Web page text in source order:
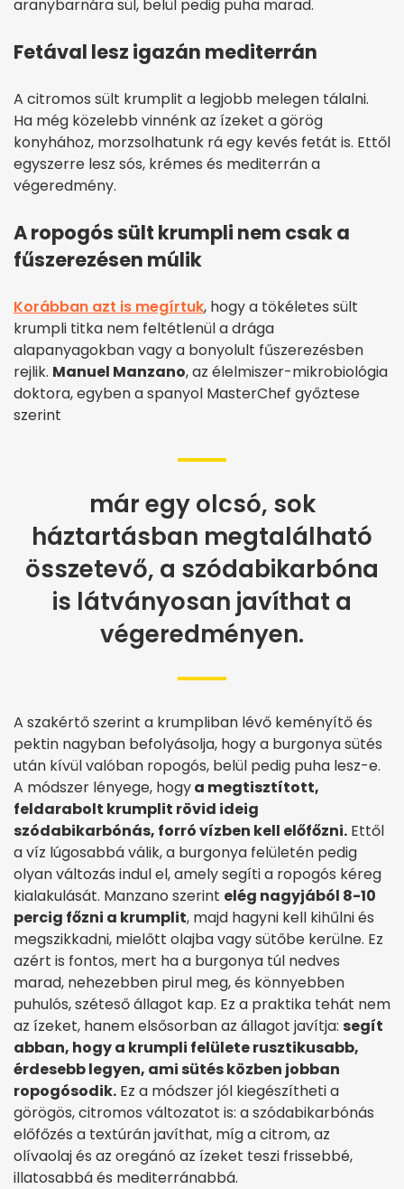
aranybarnára sül, belül pedig puha marad.
Fetával lesz igazán mediterrán
A citromos sült krumplit a legjobb melegen tálalni.
Ha még közelebb vinnénk az ízeket a görög
konyhához, morzsolhatunk rá egy kevés fetát is. Ettől
egyszerre lesz sós, krémes és mediterrán a
végeredmény.
A ropogós sült krumpli nem csak a
fűszerezésen múlik
Korábban azt is megírtuk, hogy a tökéletes sült
krumpli titka nem feltétlenül a drága
alapanyagokban vagy a bonyolult fűszerezésben
rejlik. Manuel Manzano, az élelmiszer-mikrobiológia
doktora, egyben a spanyol MasterChef győztese
szerint
már egy olcsó, sok
háztartásban megtalálható
összetevő, a szódabikarbóna
is látványosan javíthat a
végeredményen.
A szakértő szerint a krumpliban lévő keményítő és
pektin nagyban befolyásolja, hogy a burgonya sütés
után kívül valóban ropogós, belül pedig puha lesz-e.
A módszer lényege, hogya megtisztított,
feldarabolt krumplit rövid ideig
szódabikarbónás, forró vízben kell előfőzni. Ettől
a víz lúgosabbá válik, a burgonya felületén pedig
olyan változás indul el, amely segíti a ropogós kéreg
kialakulását. Manzano szerint elég nagyjából 8-10
percig főzni a krumplit, majd hagyni kell kihűlni és
megszikkadni, mielőtt olajba vagy sütőbe kerülne. Ez
azért is fontos, mert ha a burgonya túl nedves
marad, nehezebben pirul meg, és könnyebben
puhulós, széteső állagot kap. Ez a praktika tehát nem
az ízeket, hanem elsősorban az állagot javítja: segít
abban, hogy a krumpli felülete rusztikusabb,
érdesebb legyen, ami sütés közben jobban
ropogósodik. Ez a módszer jól kiegészítheti a
görögös, citromos változatot is: a szódabikarbónás
előfőzés a textúrán javíthat, míg a citrom, az
olívaolaj és az oregánó az ízeket teszi frissebbé,
illatosabbá és mediterránabbá.